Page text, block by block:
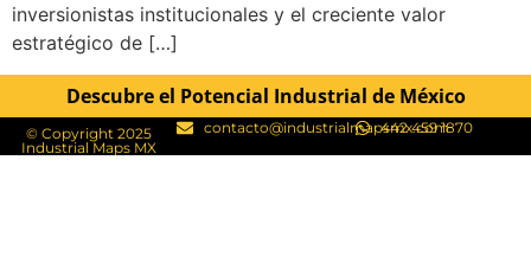
inversionistas institucionales y el creciente valor
estratégico de […]
Descubre el Potencial Industrial de México
© Copyright 2025
Industrial Maps MX​
contacto@industrialmapsmx.com
442 459 1870